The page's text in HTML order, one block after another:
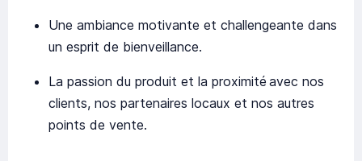
Une ambiance motivante et challengeante dans
un esprit de bienveillance.
La passion du produit et la proximité avec nos
clients, nos partenaires locaux et nos autres
points de vente.